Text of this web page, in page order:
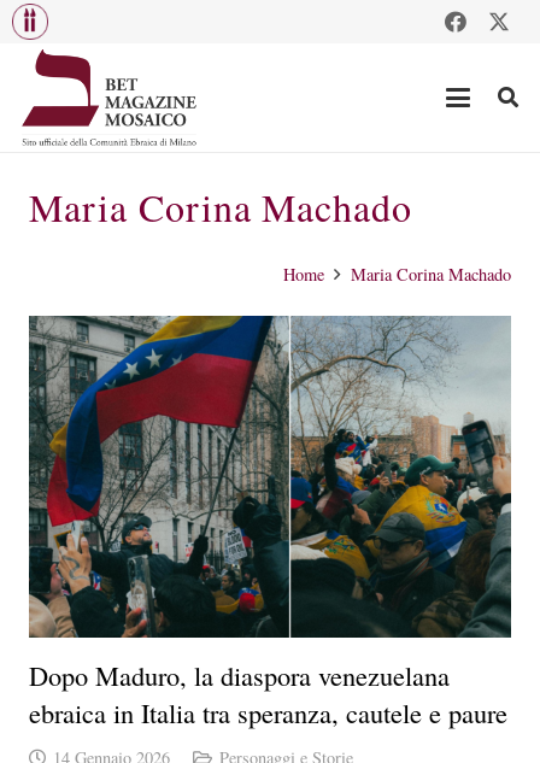
Maria Corina Machado
Home Maria Corina Machado
Dopo Maduro, la diaspora venezuelana
ebraica in Italia tra speranza, cautele e paure
14 Gennaio 2026 Personaggi e Storie